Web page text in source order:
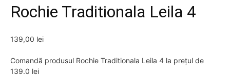
Rochie Traditionala Leila 4
139,00 lei
Comandă produsul Rochie Traditionala Leila 4 la prețul de
139.0 lei